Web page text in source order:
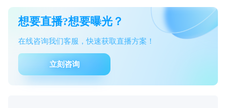
想要直播?想要曝光？
在线咨询我们客服，快速获取直播方案！
立刻咨询